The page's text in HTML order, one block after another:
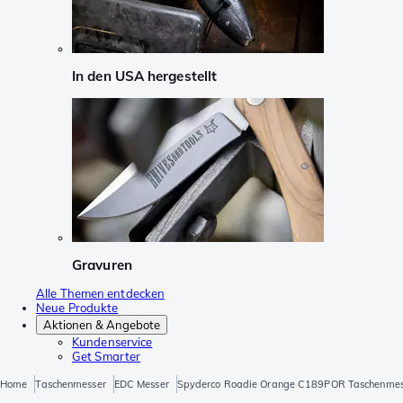
In den USA hergestellt
Gravuren
Alle Themen entdecken
Neue Produkte
Aktionen & Angebote
Kundenservice
Get Smarter
Home Taschenmesser EDC Messer Spyderco Roadie Orange C189POR